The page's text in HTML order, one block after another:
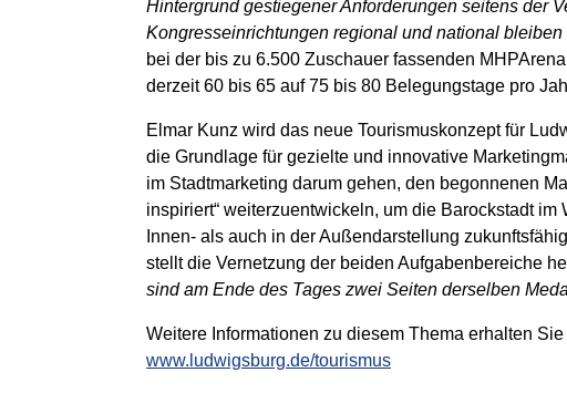
Hintergrund gestiegener Anforderungen seitens der
Kongresseinrichtungen regional und national bleiben
bei der bis zu 6.500 Zuschauer fassenden
derzeit 60 bis 65 auf 75 bis 80 Belegungstage pro
Elmar Kunz wird das neue Tourismuskonzept für
die Grundlage für gezielte und innovative
im Stadtmarketing darum gehen, den begonnenen
inspiriert“ weiterzuentwickeln, um die Barockstadt im
Innen- als auch in der Außendarstellung
stellt die Vernetzung der beiden Aufgabenbereiche
sind am Ende des Tages zwei Seiten derselben
Weitere Informationen zu diesem Thema erhalten
www.ludwigsburg.de/tourismus